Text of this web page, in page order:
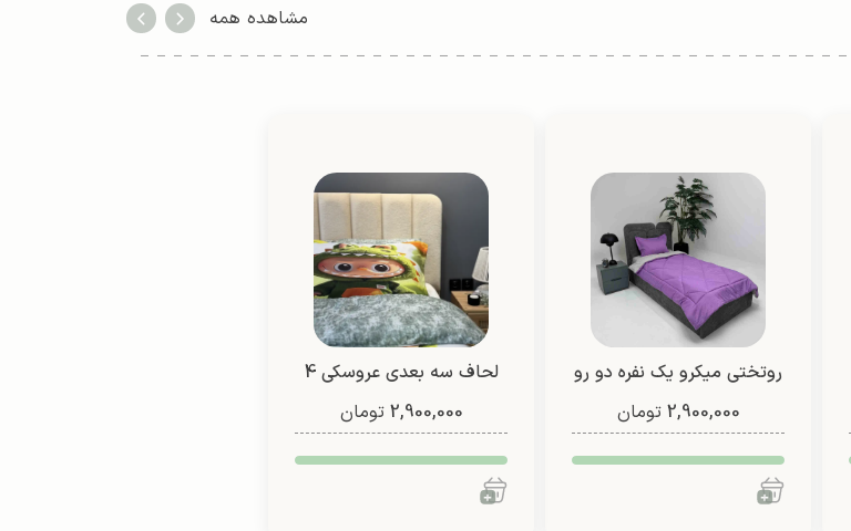
مشاهده همه
روتختی میکرو یک نفره دو رو
(طرح 2)
2,900,000 تومان
لحاف سه بعدی عروسکی 4
تیکه (طرح 4)
2,900,000 تومان